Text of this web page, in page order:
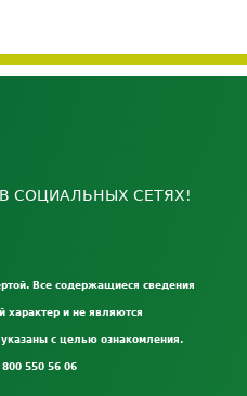
СОЦИАЛЬНЫХ СЕТЯХ!
Все содержащиеся сведения
характер и не являются
с целью ознакомления.
550 56 06